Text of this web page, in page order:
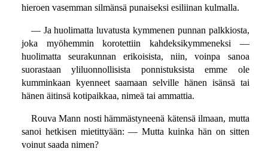
hieroen vasemman silmänsä punaiseksi esiliinan kulmalla.
— Ja huolimatta luvatusta kymmenen punnan palkkiosta,
joka myöhemmin korotettiin kahdeksikymmeneksi —
huolimatta seurakunnan erikoisista, niin, voinpa sanoa
suorastaan yliluonnollisista ponnistuksista emme ole
kumminkaan kyenneet saamaan selville hänen isänsä tai
hänen äitinsä kotipaikkaa, nimeä tai ammattia.
Rouva Mann nosti hämmästyneenä kätensä ilmaan, mutta
sanoi hetkisen mietittyään: — Mutta kuinka hän on sitten
voinut saada nimen?